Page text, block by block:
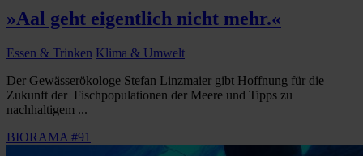
»Aal geht eigentlich nicht mehr.«
Essen & Trinken Klima & Umwelt
Der Gewässerökologe Stefan Linzmaier gibt Hoffnung für die
Zukunft der Fischpopulationen der Meere und Tipps zu
nachhaltigem ...
BIORAMA #91